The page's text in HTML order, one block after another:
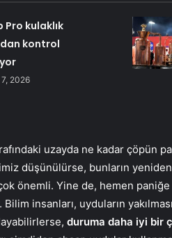
Pro kulaklık
kontrol
2026
uzayda ne kadar çöpün
düşünülürse, bunların
önemli. Yine de, hemen
insanları, uyduların
duruma daha iyi bir